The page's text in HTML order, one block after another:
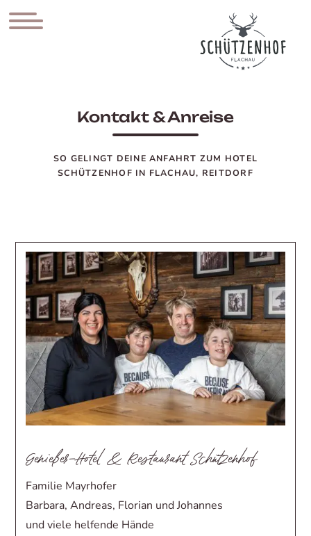
Kontakt & Anreise
SO GELINGT DEINE ANFAHRT ZUM HOTEL
SCHÜTZENHOF IN FLACHAU, REITDORF
Genießer-Hotel & Restaurant Schützenhof
Familie Mayrhofer
Barbara, Andreas, Florian und Johannes
und viele helfende Hände